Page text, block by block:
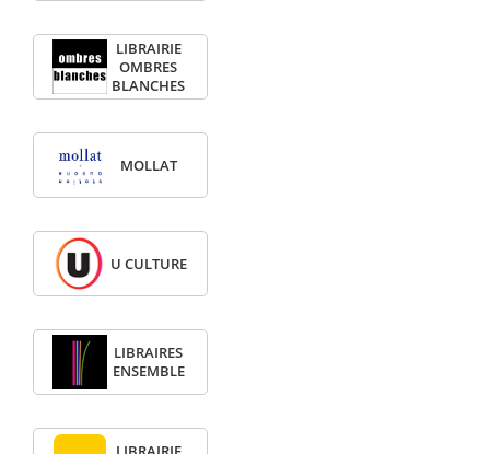
LIBRAIRIE
OMBRES
BLANCHES
MOLLAT
U CULTURE
LIBRAIRES
ENSEMBLE